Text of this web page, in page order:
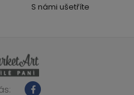
S námi ušetříte